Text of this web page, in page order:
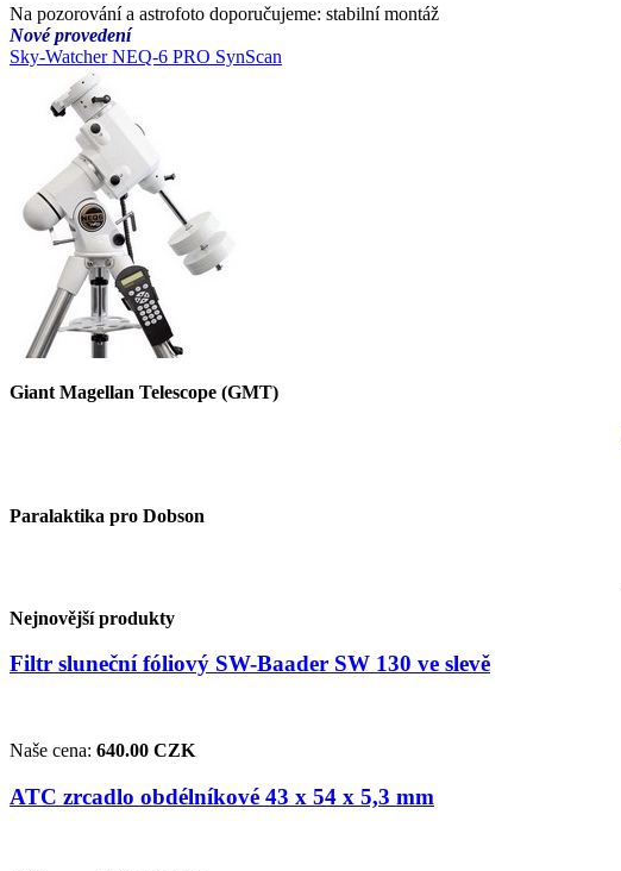
Na pozorování a astrofoto doporučujeme: stabilní montáž
Nové provedení
Sky-Watcher NEQ-6 PRO SynScan
Giant Magellan Telescope (GMT)
Paralaktika pro Dobson
Nejnovější produkty
Filtr sluneční fóliový SW-Baader SW 130 ve slevě
Naše cena: 640.00 CZK
ATC zrcadlo obdélníkové 43 x 54 x 5,3 mm